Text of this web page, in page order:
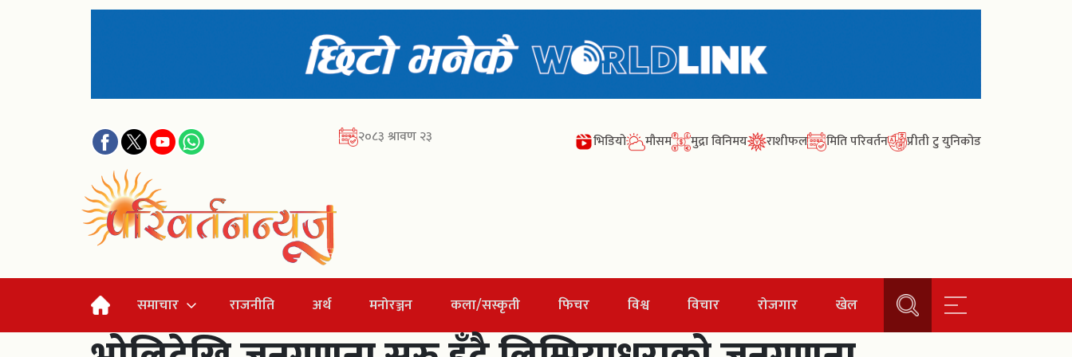
२०८३ श्रावण २३ भिडियो मौसम मुद्रा विनिमय राशीफल मिति परिवर्तन प्रीती टु युनिकोड
समाचार राजनीति अर्थ मनोरञ्जन कला/सस्कृती फिचर विश्व विचार रोजगार खेल